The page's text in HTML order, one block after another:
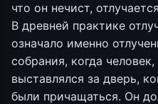
что он нечист,
В древней практике
означало именно
собрания, когда
выставлялся за дверь,
были причащаться. Он